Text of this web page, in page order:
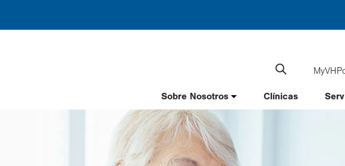
switcher
website
Header
Nav
Spanish
Sobre Nosotros Clínicas